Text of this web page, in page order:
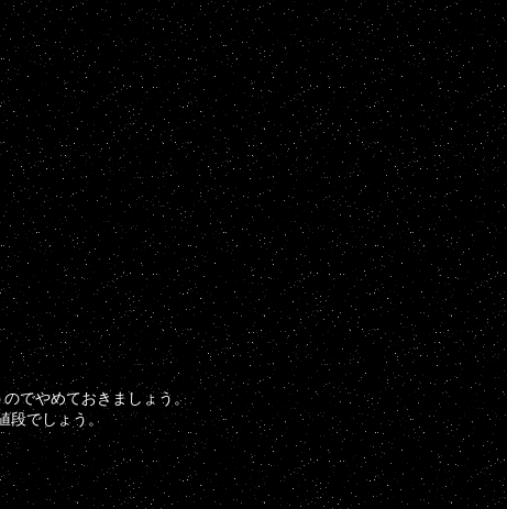
でやめておきましょう。
段でしょう。